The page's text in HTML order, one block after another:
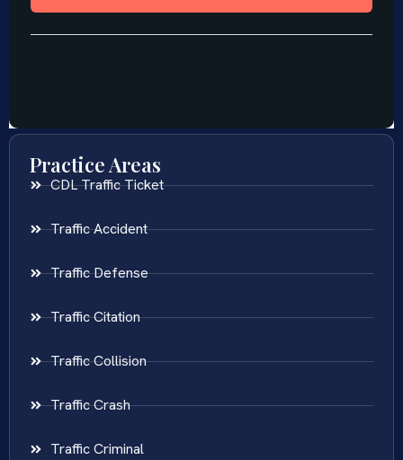
Practice Areas
CDL Traffic Ticket
Traffic Accident
Traffic Defense
Traffic Citation
Traffic Collision
Traffic Crash
Traffic Criminal